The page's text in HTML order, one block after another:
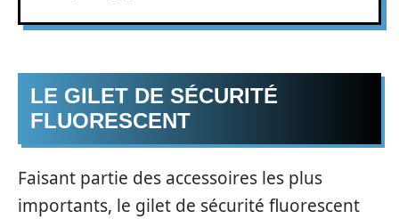
LE GILET DE SÉCURITÉ
FLUORESCENT
Faisant partie des accessoires les plus
importants, le gilet de sécurité fluorescent